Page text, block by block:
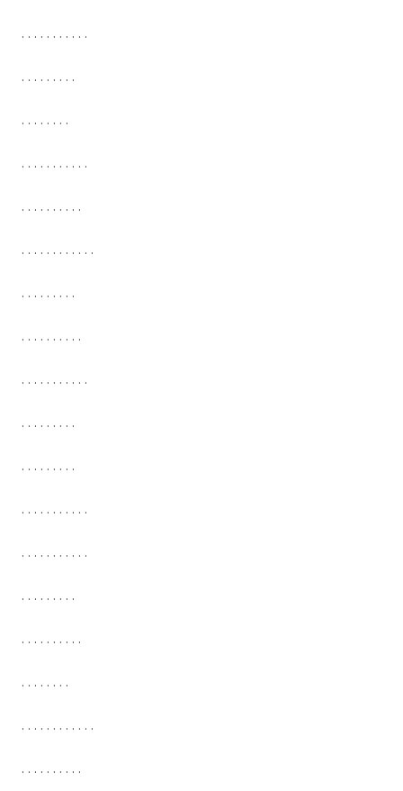
. . . . . . . . . . .
. . . . . . . . .
. . . . . . . .
. . . . . . . . . . .
. . . . . . . . . .
. . . . . . . . . . . .
. . . . . . . . .
. . . . . . . . . .
. . . . . . . . . . .
. . . . . . . . .
. . . . . . . . .
. . . . . . . . . . .
. . . . . . . . . . .
. . . . . . . . .
. . . . . . . . . .
. . . . . . . .
. . . . . . . . . . . .
. . . . . . . . . .